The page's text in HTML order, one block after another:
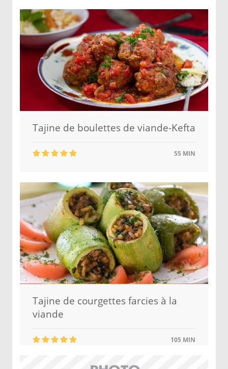
Tajine de boulettes de viande-Kefta
55 MIN
Tajine de courgettes farcies à la
viande
105 MIN